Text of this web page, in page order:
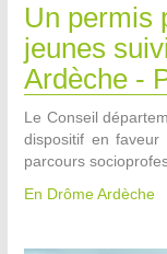
Un permis
jeunes
Ardèche -
Le Conseil
dispositif en
parcours
En Drôme Ardèche